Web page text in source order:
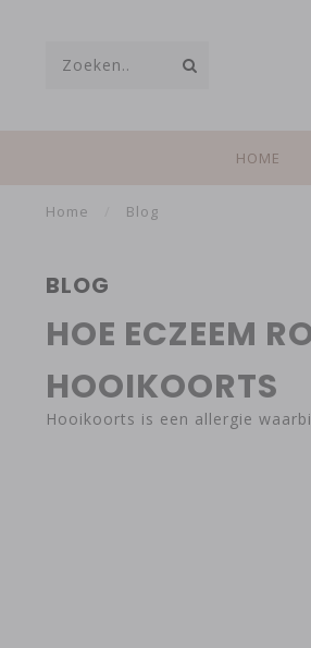
HOME
Home Blog
BLOG
HOE ECZEEM
HOOIKOORTS
Hooikoorts is een allergie